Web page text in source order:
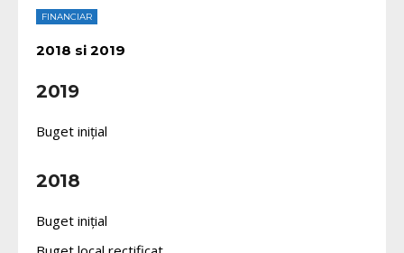
FINANCIAR
2018 si 2019
2019
Buget inițial
2018
Buget inițial